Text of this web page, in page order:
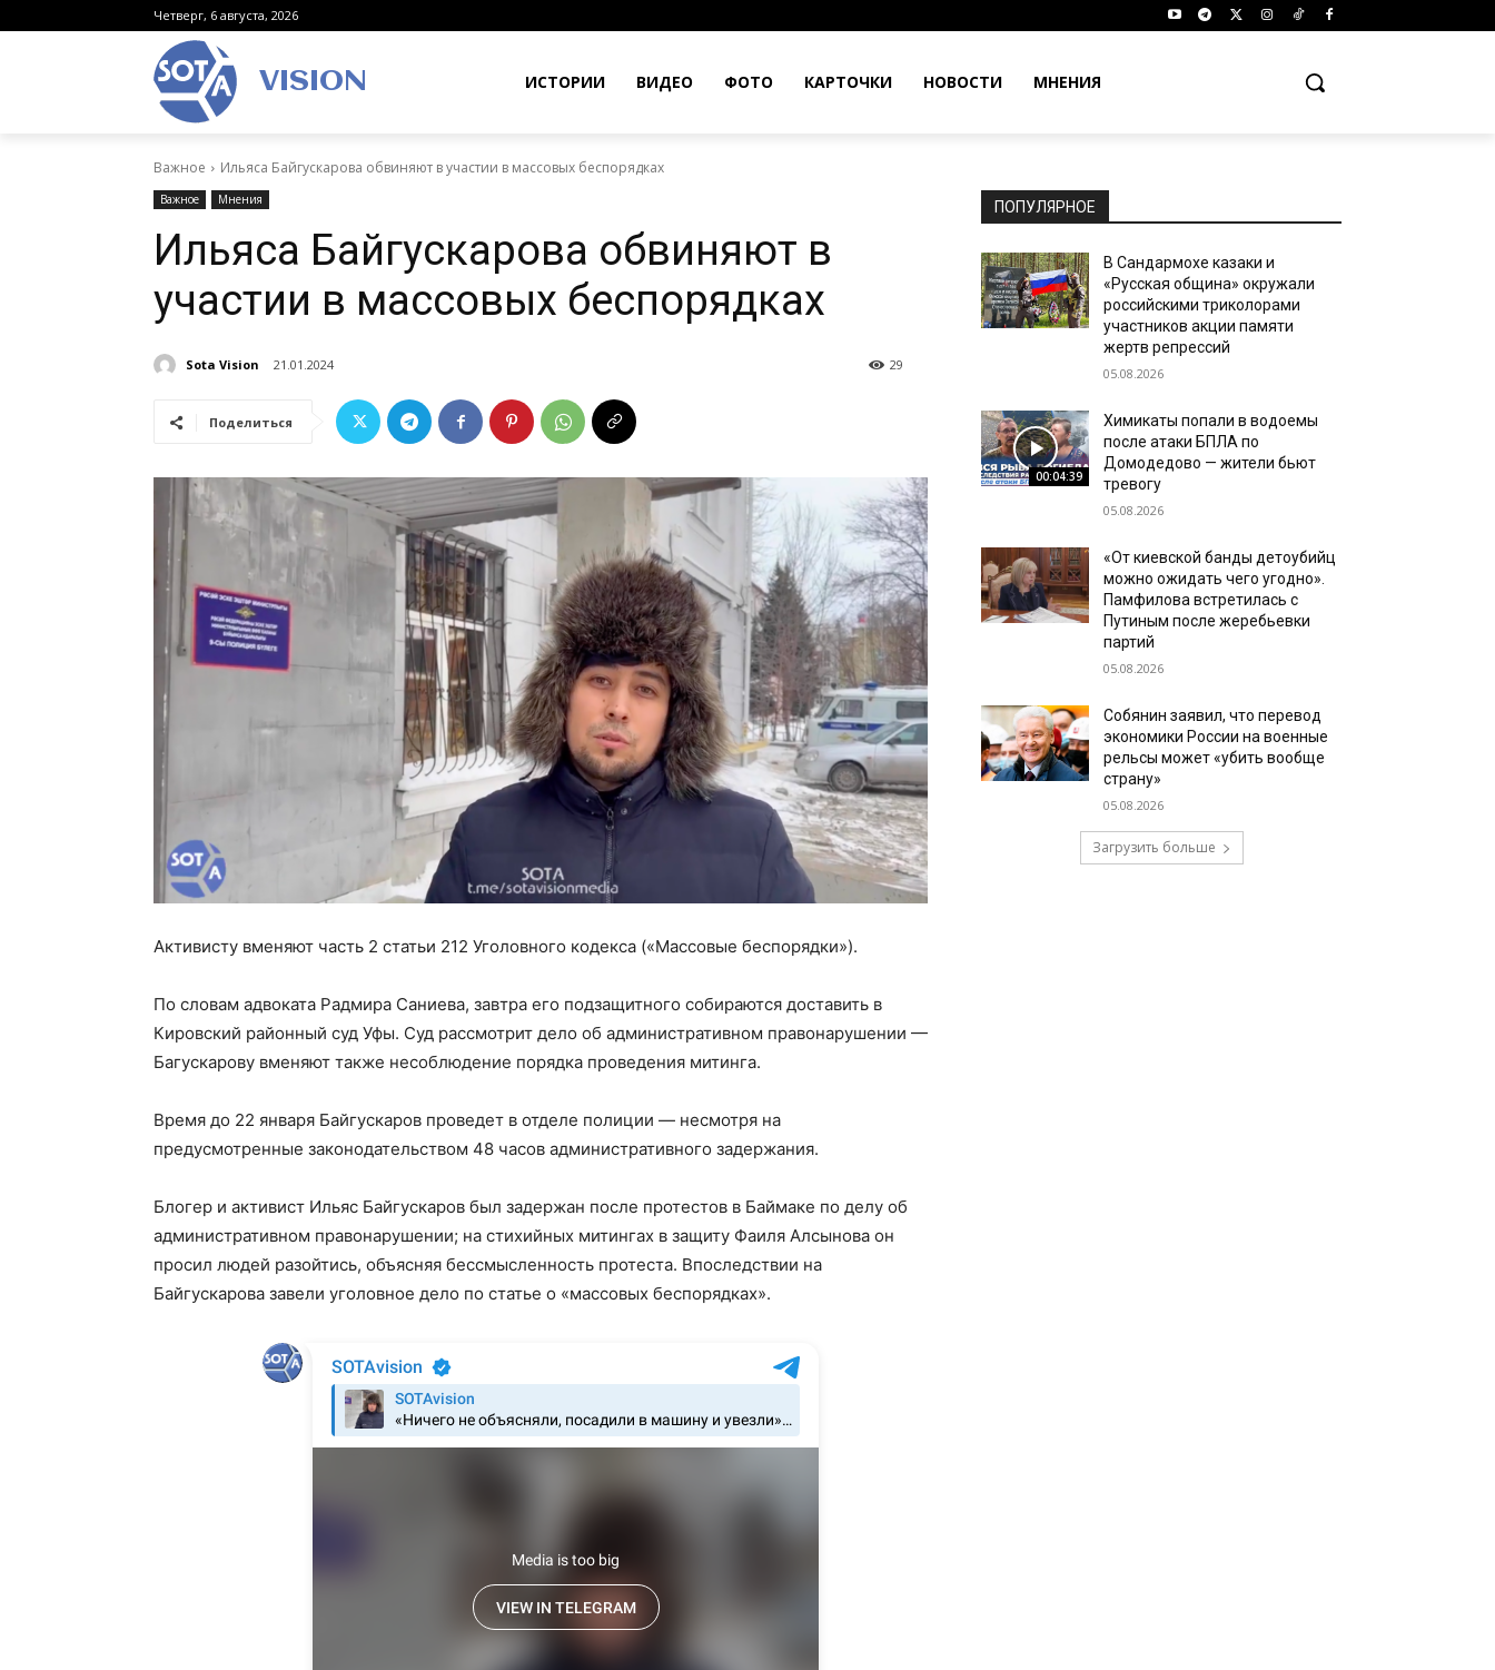
Четверг, 6 августа, 2026
VISION ИСТОРИИ ВИДЕО ФОТО КАРТОЧКИ НОВОСТИ МНЕНИЯ
Важное Ильяса Байгускарова обвиняют в участии в массовых беспорядках
Важное Мнения
Ильяса Байгускарова обвиняют в
участии в массовых беспорядках
Sota Vision 21.01.2024 29
Поделиться
Активисту вменяют часть 2 статьи 212 Уголовного кодекса («Массовые беспорядки»).
По словам адвоката Радмира Саниева, завтра его подзащитного собираются доставить в
Кировский районный суд Уфы. Суд рассмотрит дело об административном правонарушении —
Багускарову вменяют также несоблюдение порядка проведения митинга.
Время до 22 января Байгускаров проведет в отделе полиции — несмотря на
предусмотренные законодательством 48 часов административного задержания.
Блогер и активист Ильяс Байгускаров был задержан после протестов в Баймаке по делу об
административном правонарушении; на стихийных митингах в защиту Фаиля Алсынова он
просил людей разойтись, объясняя бессмысленность протеста. Впоследствии на
Байгускарова завели уголовное дело по статье о «массовых беспорядках».
ПОПУЛЯРНОЕ
В Сандармохе казаки и
«Русская община» окружали
российскими триколорами
участников акции памяти
жертв репрессий
05.08.2026
00:04:39
Химикаты попали в водоемы
после атаки БПЛА по
Домодедово — жители бьют
тревогу
05.08.2026
«От киевской банды детоубийц
можно ожидать чего угодно».
Памфилова встретилась с
Путиным после жеребьевки
партий
05.08.2026
Собянин заявил, что перевод
экономики России на военные
рельсы может «убить вообще
страну»
05.08.2026
Загрузить больше